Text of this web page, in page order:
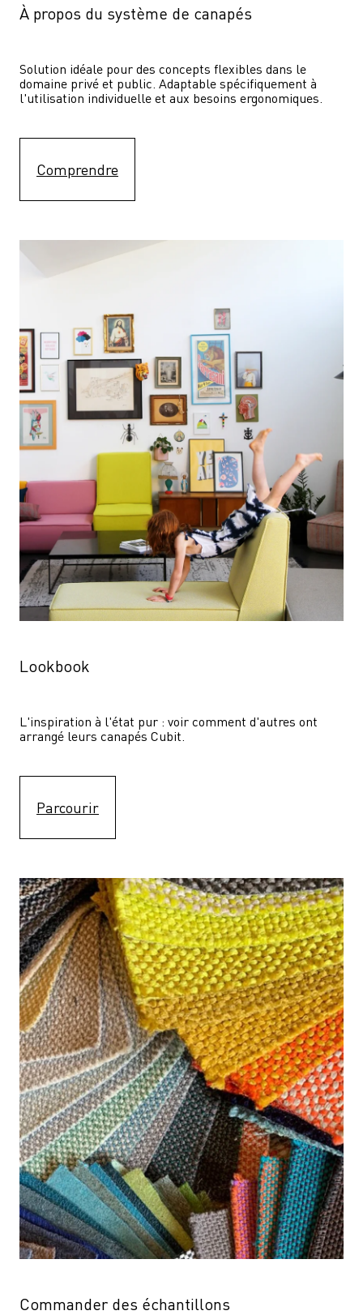
À propos du système de canapés
Solution idéale pour des concepts flexibles dans le
domaine privé et public. Adaptable spécifiquement à
l'utilisation individuelle et aux besoins ergonomiques.
Comprendre
Lookbook
L'inspiration à l'état pur : voir comment d'autres ont
arrangé leurs canapés Cubit.
Parcourir
Commander des échantillons